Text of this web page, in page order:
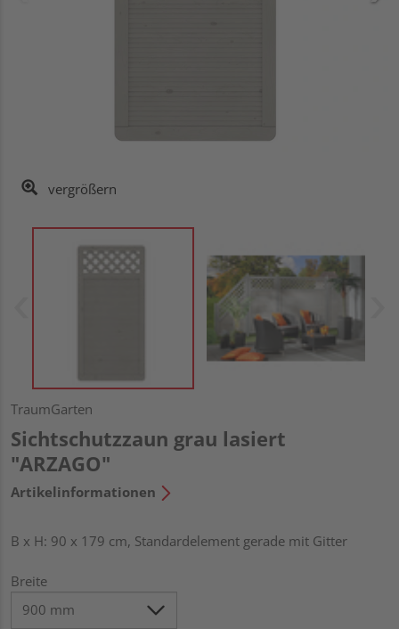
vergrößern
TraumGarten
Sichtschutzzaun grau lasiert
"ARZAGO"
Artikelinformationen
B x H: 90 x 179 cm, Standardelement gerade mit Gitter
Breite